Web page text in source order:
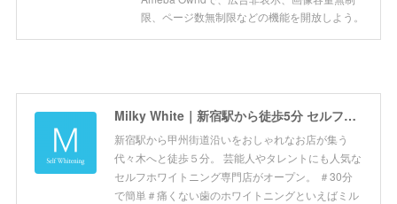
限、ページ数無制限などの機能を開放しよう。
Milky White｜新宿駅から徒歩5分 セルフホワイトニング専門店 ミルキーホワイト新宿店
新宿駅から甲州街道沿いをおしゃれなお店が集う
代々木へと徒歩５分。 芸能人やタレントにも人気な
セルフホワイトニング専門店がオープン。 ＃30分
で簡単＃痛くない歯のホワイトニングといえばミル